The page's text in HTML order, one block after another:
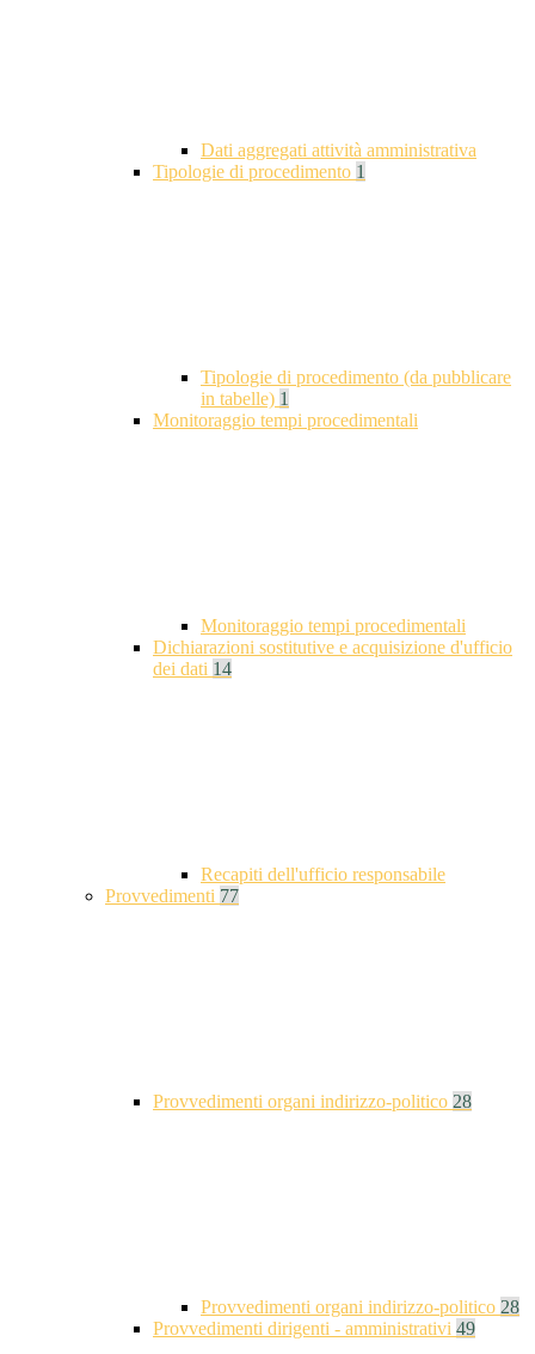
Dati aggregati attività amministrativa
Tipologie di procedimento 1
Tipologie di procedimento (da pubblicare
in tabelle) 1
Monitoraggio tempi procedimentali
Monitoraggio tempi procedimentali
Dichiarazioni sostitutive e acquisizione d'ufficio
dei dati 14
Recapiti dell'ufficio responsabile
Provvedimenti 77
Provvedimenti organi indirizzo-politico 28
Provvedimenti organi indirizzo-politico 28
Provvedimenti dirigenti - amministrativi 49